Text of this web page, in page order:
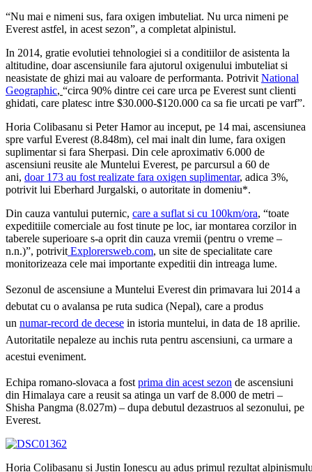
“Nu mai e nimeni sus, fara oxigen imbuteliat. Nu urca nimeni pe
Everest astfel, in acest sezon”, a completat alpinistul.
In 2014, gratie evolutiei tehnologiei si a conditiilor de asistenta la
altitudine, doar ascensiunile fara ajutorul oxigenului imbuteliat si
neasistate de ghizi mai au valoare de performanta. Potrivit National
Geographic, “circa 90% dintre cei care urca pe Everest sunt clienti
ghidati, care platesc intre $30.000-$120.000 ca sa fie urcati pe varf”.
Horia Colibasanu si Peter Hamor au inceput, pe 14 mai, ascensiunea
spre varful Everest (8.848m), cel mai inalt din lume, fara oxigen
suplimentar si fara Sherpasi. Din cele aproximativ 6.000 de
ascensiuni reusite ale Muntelui Everest, pe parcursul a 60 de
ani, doar 173 au fost realizate fara oxigen suplimentar, adica 3%,
potrivit lui Eberhard Jurgalski, o autoritate in domeniu*.
Din cauza vantului puternic, care a suflat si cu 100km/ora, “toate
expeditiile comerciale au fost tinute pe loc, iar montarea corzilor in
taberele superioare s-a oprit din cauza vremii (pentru o vreme –
n.n.)”, potrivit Explorersweb.com, un site de specialitate care
monitorizeaza cele mai importante expeditii din intreaga lume.
Sezonul de ascensiune a Muntelui Everest din primavara lui 2014 a
debutat cu o avalansa pe ruta sudica (Nepal), care a produs
un numar-record de decese in istoria muntelui, in data de 18 aprilie.
Autoritatile nepaleze au inchis ruta pentru ascensiuni, ca urmare a
acestui eveniment.
Echipa romano-slovaca a fost prima din acest sezon de ascensiuni
din Himalaya care a reusit sa atinga un varf de 8.000 de metri –
Shisha Pangma (8.027m) – dupa debutul dezastruos al sezonului, pe
Everest.
Horia Colibasanu si Justin Ionescu au adus primul rezultat